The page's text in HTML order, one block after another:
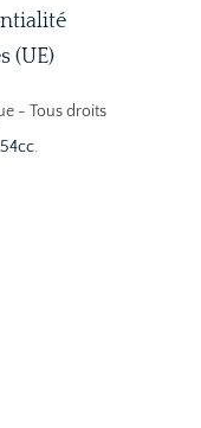
(UE)
- Tous droits
54cc.